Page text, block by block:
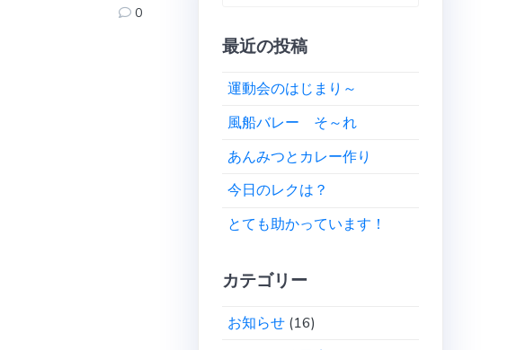
0
最近の投稿
運動会のはじまり～
風船バレー そ～れ
あんみつとカレー作り
今日のレクは？
とても助かっています！
カテゴリー
お知らせ (16)